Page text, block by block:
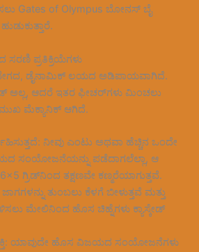
Gates of Olympus ಬೋನಸ್ ಬೈ
ಪ್ರತಿಕ್ರಿಯೆಗಳು
ಡೈನಾಮಿಕ್ ಲಯದ ಅಡಿಪಾಯವಾಗಿದೆ.
ಅಲ್ಲ, ಆದರೆ ಇತರ ಫೀಚರ್‌ಗಳು ಮಿಂಚಲು
ಮೆಕ್ಯಾನಿಕ್ ಆಗಿದೆ.
ನೀವು ಎಂಟು ಅಥವಾ ಹೆಚ್ಚಿನ ಒಂದೇ
ಸಂಯೋಜನೆಯನ್ನು ಪಡೆದಾಗಲೆಲ್ಲಾ, ಆ
ಗ್ರಿಡ್‌ನಿಂದ ತಕ್ಷಣವೇ ಕಣ್ಮರೆಯಾಗುತ್ತವೆ.
ತುಂಬಲು ಕೆಳಗೆ ಬೀಳುತ್ತವೆ ಮತ್ತು
ಮೇಲಿನಿಂದ ಹೊಸ ಚಿಹ್ನೆಗಳು ಕ್ಯಾಸ್ಕೇಡ್
ಯಾವುದೇ ಹೊಸ ವಿಜಯದ ಸಂಯೋಜನೆಗಳು